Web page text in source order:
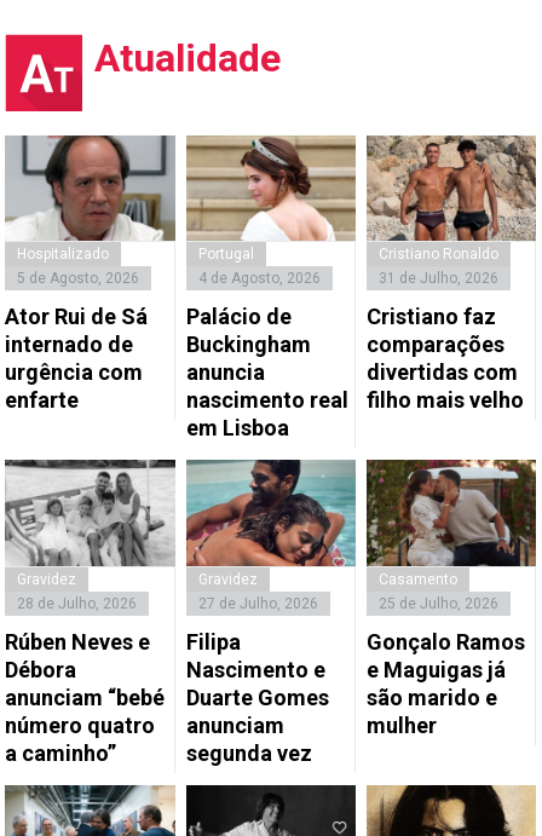
Atualidade
Hospitalizado
5 de Agosto, 2026
Ator Rui de Sá
internado de
urgência com
enfarte
Portugal
4 de Agosto, 2026
Palácio de
Buckingham
anuncia
nascimento real
em Lisboa
Cristiano Ronaldo
31 de Julho, 2026
Cristiano faz
comparações
divertidas com
filho mais velho
Gravidez
28 de Julho, 2026
Rúben Neves e
Débora
anunciam “bebé
número quatro
a caminho”
Gravidez
27 de Julho, 2026
Filipa
Nascimento e
Duarte Gomes
anunciam
segunda vez
Casamento
25 de Julho, 2026
Gonçalo Ramos
e Maguigas já
são marido e
mulher